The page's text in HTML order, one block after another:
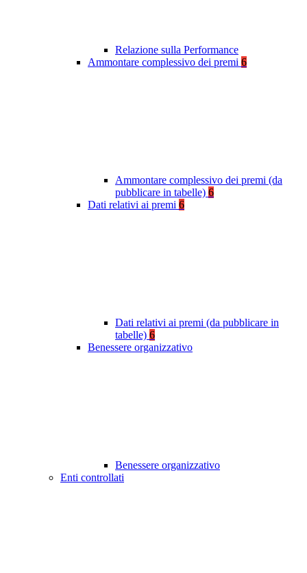
Relazione sulla Performance
Ammontare complessivo dei premi 6
Ammontare complessivo dei premi (da
pubblicare in tabelle) 6
Dati relativi ai premi 6
Dati relativi ai premi (da pubblicare in
tabelle) 6
Benessere organizzativo
Benessere organizzativo
Enti controllati